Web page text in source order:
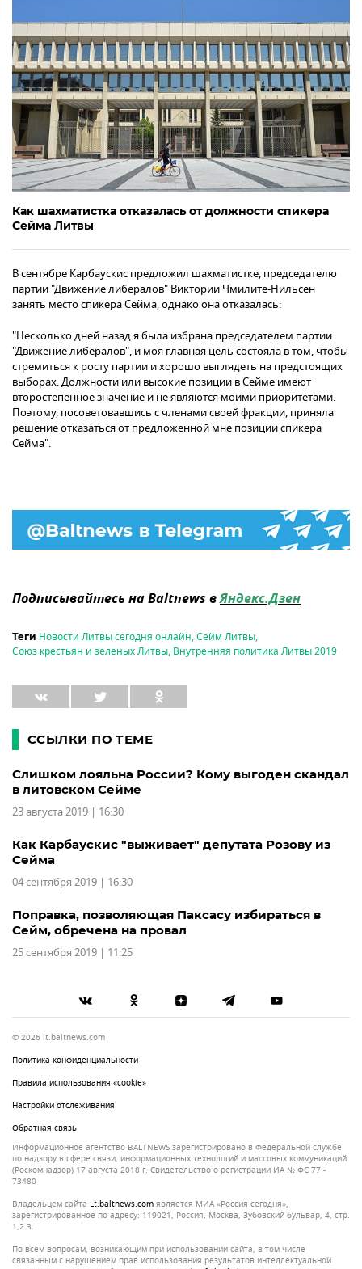
Как шахматистка отказалась от должности спикера
Сейма Литвы
В сентябре Карбаускис предложил шахматистке, председателю
партии "Движение либералов" Виктории Чмилите-Нильсен
занять место спикера Сейма, однако она отказалась:
"Несколько дней назад я была избрана председателем партии
"Движение либералов", и моя главная цель состояла в том, чтобы
стремиться к росту партии и хорошо выглядеть на предстоящих
выборах. Должности или высокие позиции в Сейме имеют
второстепенное значение и не являются моими приоритетами.
Поэтому, посоветовавшись с членами своей фракции, приняла
решение отказаться от предложенной мне позиции спикера
Сейма".
Подписывайтесь на Baltnews вЯндекс.Дзен
Теги Новости Литвы сегодня онлайн,Сейм Литвы,
Союз крестьян и зеленых Литвы, Внутренняя политика Литвы 2019
ССЫЛКИ ПО ТЕМЕ
Слишком лояльна России? Кому выгоден скандал
в литовском Сейме
23 августа 2019 | 16:30
Как Карбаускис "выживает" депутата Розову из
Сейма
04 сентября 2019 | 16:30
Поправка, позволяющая Паксасу избираться в
Сейм, обречена на провал
25 сентября 2019 | 11:25
© 2026 lt.baltnews.com
Политика конфиденциальности
Правила использования «cookie»
Настройки отслеживания
Обратная связь
Информационное агентство BALTNEWS зарегистрировано в Федеральной службе
по надзору в сфере связи, информационных технологий и массовых коммуникаций
(Роскомнадзор) 17 августа 2018 г. Свидетельство о регистрации ИА № ФС 77 -
73480
Владельцем сайта lt.baltnews.com является МИА «Россия сегодня»,
зарегистрированное по адресу: 119021, Россия, Москва, Зубовский бульвар, 4, стр.
1,2.3.
По всем вопросам, возникающим при использовании сайта, в том числе
связанным с нарушением прав использования результатов интеллектуальной